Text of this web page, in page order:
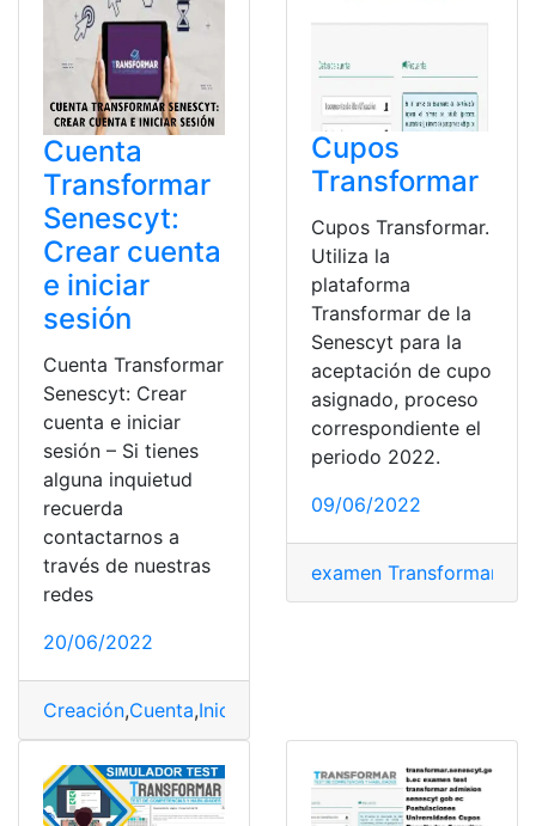
Cuenta
Transformar
Senescyt:
Crear cuenta
e iniciar
sesión
Cuenta Transformar
Senescyt: Crear
cuenta e iniciar
sesión – Si tienes
alguna inquietud
recuerda
contactarnos a
través de nuestras
redes
20/06/2022
Creación,Cuenta,Iniciar sesión
Cupos
Transformar
Cupos Transformar.
Utiliza la
plataforma
Transformar de la
Senescyt para la
aceptación de cupo
asignado, proceso
correspondiente el
periodo 2022.
09/06/2022
examen Transformar